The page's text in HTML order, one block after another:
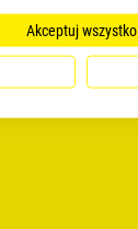
Akceptuj wszystko